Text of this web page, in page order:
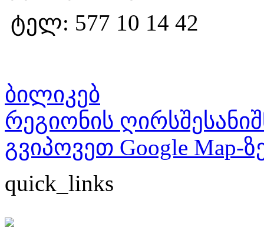
ტელ: 577 10 14 42
ბილიკებ
რეგიონის
გვიპოვეთ Google Map-
quick_links